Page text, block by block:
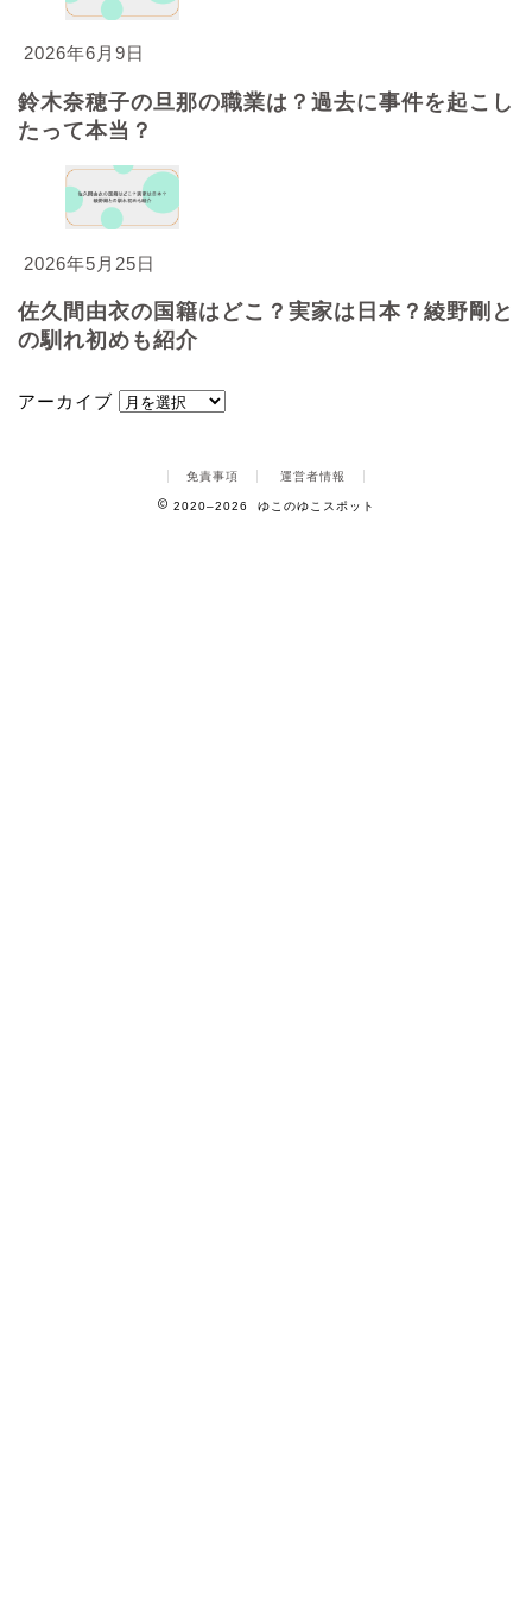
2026年6月9日
鈴木奈穂子の旦那の職業は？過去に事件を起こし
たって本当？
2026年5月25日
佐久間由衣の国籍はどこ？実家は日本？綾野剛と
の馴れ初めも紹介
アーカイブ
免責事項 運営者情報
2020–2026 ゆこのゆこスポット